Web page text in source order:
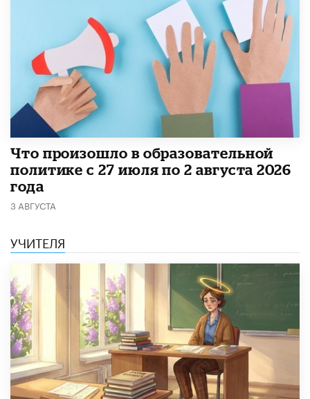
​Что произошло в образовательной
политике с 27 июля по 2 августа 2026
года
3 АВГУСТА
УЧИТЕЛЯ